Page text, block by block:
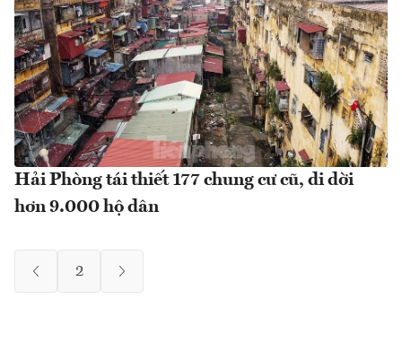
Hải Phòng tái thiết 177 chung cư cũ, di dời
hơn 9.000 hộ dân
2